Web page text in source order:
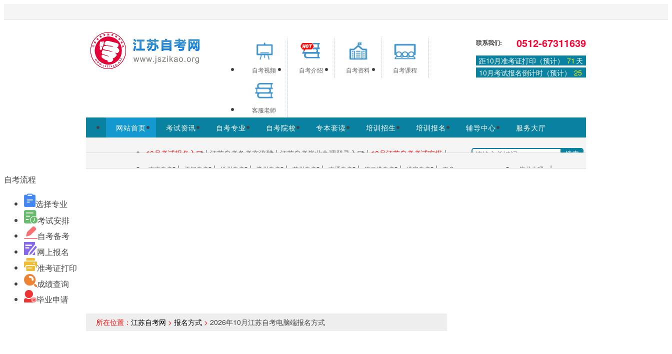
欢迎访问江苏自考网！江苏自考网为考生提供江苏自学考试信息服务，网站信息供学习交流使用，非政府官方网站，官方信息以江苏教育
考试院www.jseea.cn为准。
登录或注册|学习中心
自考视频 自考介绍 自考资料 自考课程
客服老师
联系我们: 0512-67311639
距10月准考证打印（预计） 71 天
10月考试报名倒计时（预计） 25
网站首页 考试资讯 自考专业 自考院校 专本套读 培训招生 培训报名 辅导中心
服务大厅
10月考试报名入口 | 江苏自考备考交流群 | 江苏自考毕业办理登录入口 | 10月江苏自考考试安排 |
南京自考 | 无锡自考 | 徐州自考 | 常州自考 | 苏州自考 | 南通自考 | 连云港自考 | 淮安自考 | 更多+ 毕业办理 |
自考流程
选择专业
考试安排
自考备考
网上报名
准考证打印
成绩查询
毕业申请
所在位置： 江苏自考网 > 报名方式 > 2026年10月江苏自考电脑端报名方式